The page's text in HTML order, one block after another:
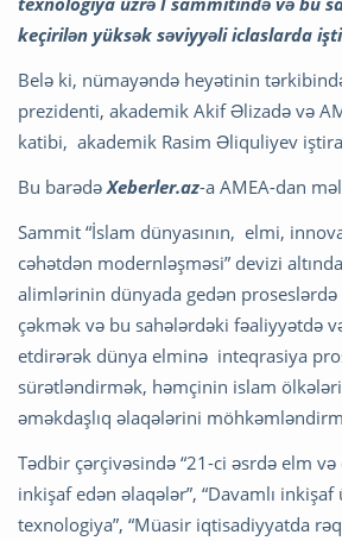
keçirilən yüksək səviyyəli iclaslarda
Belə ki, nümayəndə heyətinin
prezidenti, akademik Akif Əlizadə və
katibi, akademik Rasim Əliquliyev
Bu barədə Xeberler.az-a AMEA-dan
Sammit “İslam dünyasının, elmi,
cəhətdən modernləşməsi” devizi
alimlərinin dünyada gedən proseslərdə
çəkmək və bu sahələrdəki fəaliyyətdə
etdirərək dünya elminə inteqrasiya
sürətləndirmək, həmçinin islam ölkələri
əməkdaşlıq əlaqələrini
Tədbir çərçivəsində “21-ci əsrdə elm və
inkişaf edən əlaqələr”, “Davamlı
texnologiya”, “Müasir iqtisadiyyatda